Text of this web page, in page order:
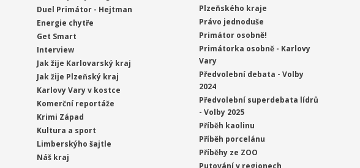
Duel Primátor - Hejtman
Energie chytře
Get Smart
Interview
Jak žije Karlovarský kraj
Jak žije Plzeňský kraj
Karlovy Vary v kostce
Komerční reportáže
Krimi Západ
Kultura a sport
Limberskýho šajtle
Náš kraj
Plzeňského kraje
Právo jednoduše
Primátor osobně!
Primátorka osobně - Karlovy
Vary
Předvolební debata - Volby
2024
Předvolební superdebata lídrů
- Volby 2025
Příběh kaolinu
Příběh porcelánu
Příběhy ze ZOO